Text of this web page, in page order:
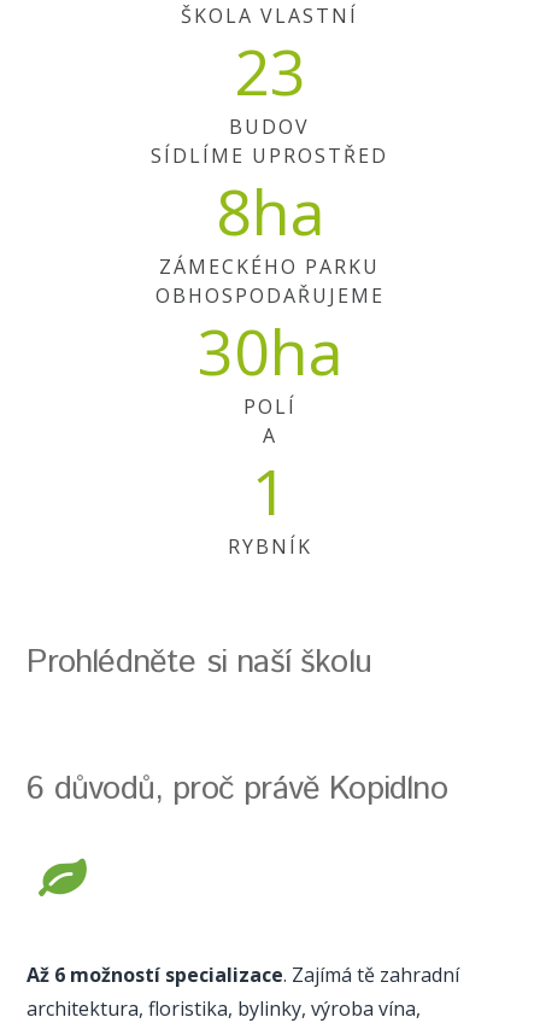
ŠKOLA VLASTNÍ
23
BUDOV
SÍDLÍME UPROSTŘED
8ha
ZÁMECKÉHO PARKU
OBHOSPODAŘUJEME
30ha
POLÍ
A
1
RYBNÍK
Prohlédněte si naší školu
6 důvodů, proč právě Kopidlno
Až 6 možností specializace. Zajímá tě zahradní
architektura, floristika, bylinky, výroba vína,